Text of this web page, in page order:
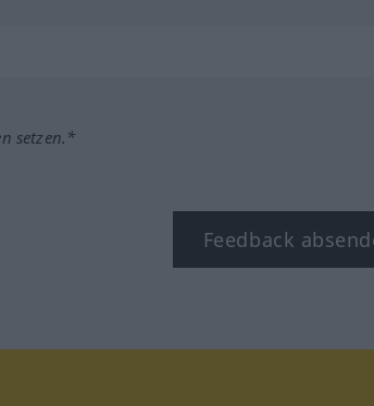
setzen.*
Feedback